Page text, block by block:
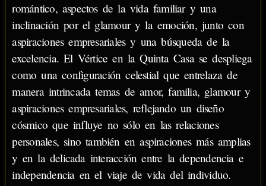
romántico, aspectos de la vida familiar y una
inclinación por el glamour y la emoción, junto con
aspiraciones empresariales y una búsqueda de la
excelencia. El Vértice en la Quinta Casa se despliega
como una configuración celestial que entrelaza de
manera intrincada temas de amor, familia, glamour y
aspiraciones empresariales, reflejando un diseño
cósmico que influye no sólo en las relaciones
personales, sino también en aspiraciones más amplias
y en la delicada interacción entre la dependencia e
independencia en el viaje de vida del individuo.